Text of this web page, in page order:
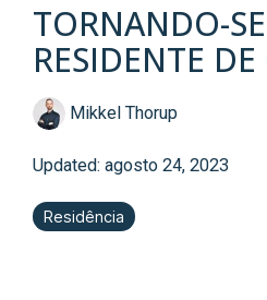
TORNANDO-
RESIDENTE
Mikkel Thorup
Updated: agosto 24, 2023
Residência